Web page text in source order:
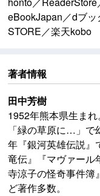
eBookJapan／dブッ
STORE／楽天kobo
著者情報
田中芳樹
1952年熊本県生ま
「緑の草原に…」
年『銀河英雄伝説』
竜伝』『マヴァール
寺涼子の怪奇事件簿
ど著作多数。